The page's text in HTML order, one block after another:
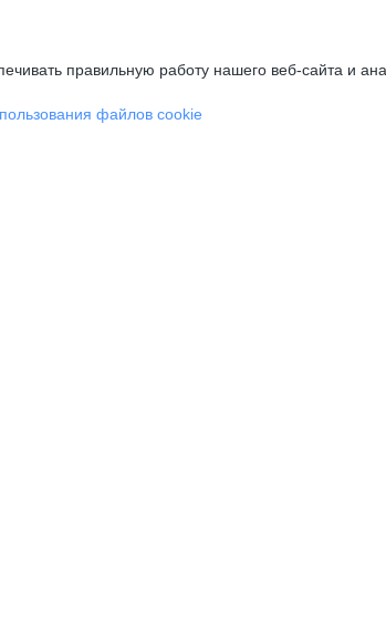
правильную работу нашего веб-сайта и
файлов cookie